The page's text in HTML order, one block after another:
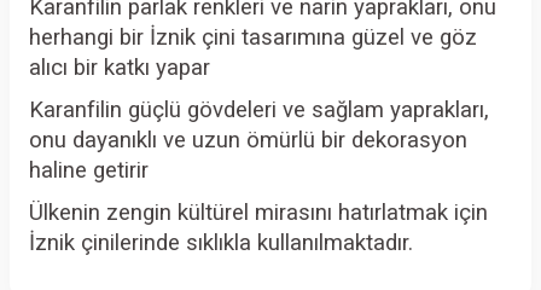
Karanfilin parlak renkleri ve narin yaprakları, onu
herhangi bir İznik çini tasarımına güzel ve göz
alıcı bir katkı yapar
Karanfilin güçlü gövdeleri ve sağlam yaprakları,
onu dayanıklı ve uzun ömürlü bir dekorasyon
haline getirir
Ülkenin zengin kültürel mirasını hatırlatmak için
İznik çinilerinde sıklıkla kullanılmaktadır.